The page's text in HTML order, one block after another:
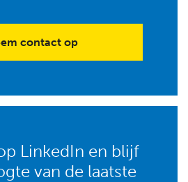
contact op
LinkedIn en blijf
van de laatste